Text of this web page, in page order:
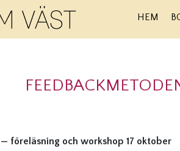
HEM
— föreläsning och workshop 17 oktober